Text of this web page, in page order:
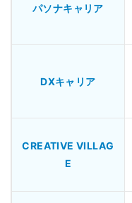
パソナキャリア
DXキャリア
CREATIVE VILLAG
E